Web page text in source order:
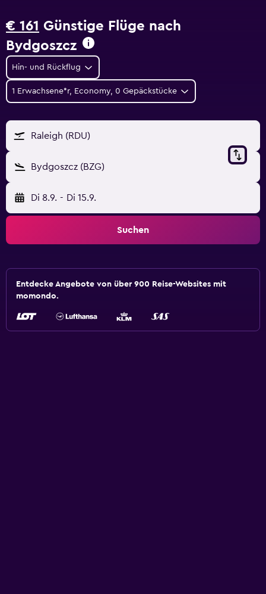
€ 161 Günstige Flüge nach
Bydgoszcz
Hin- und Rückflug
1 Erwachsene*r, Economy, 0 Gepäckstücke
Raleigh (RDU)
Bydgoszcz (BZG)
Di 8.9. - Di 15.9.
Suchen
Entdecke Angebote von über 900 Reise-Websites mit
momondo.